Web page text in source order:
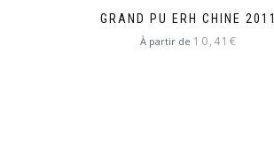
GRAND PU ERH CHINE 2011
À partir de 10,41 €